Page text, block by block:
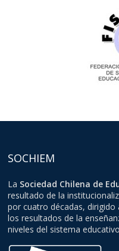
SOCHIEM
La Sociedad Chilena de
resultado de la
por cuatro décadas,
los resultados de la
niveles del sistema